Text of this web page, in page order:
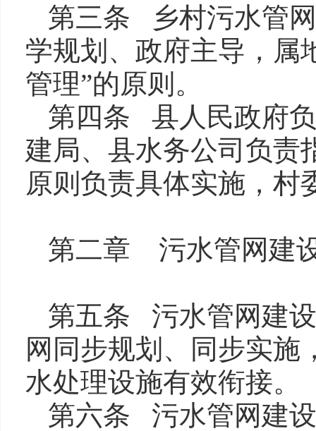
第三条 乡村污水管
学规划、政府主导，属
管理”的原则。
第四条 县人民政府
建局、县水务公司负责
原则负责具体实施，村
第二章 污水管网建
第五条 污水管网建
网同步规划、同步实施
水处理设施有效衔接。
第六条 污水管网建